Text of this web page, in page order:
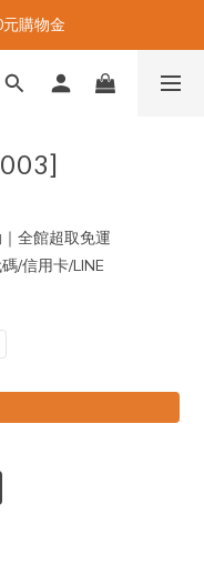
購物金
全館超取免運
/信用卡/LINE